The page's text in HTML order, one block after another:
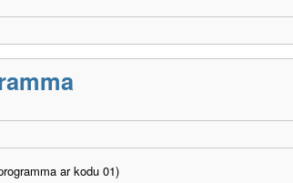
ar kodu 01)